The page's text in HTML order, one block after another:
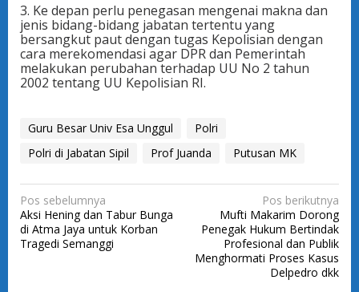
3. Ke depan perlu penegasan mengenai makna dan
jenis bidang-bidang jabatan tertentu yang
bersangkut paut dengan tugas Kepolisian dengan
cara merekomendasi agar DPR dan Pemerintah
melakukan perubahan terhadap UU No 2 tahun
2002 tentang UU Kepolisian RI.
Guru Besar Univ Esa Unggul
Polri
Polri di Jabatan Sipil
Prof Juanda Putusan MK
N
a
v
Pos sebelumnya
Aksi Hening dan Tabur Bunga
di Atma Jaya untuk Korban
Tragedi Semanggi
Pos berikutnya
Mufti Makarim Dorong
Penegak Hukum Bertindak
Profesional dan Publik
Menghormati Proses Kasus
Delpedro dkk